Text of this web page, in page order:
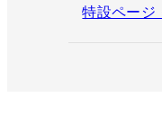
特設ページ